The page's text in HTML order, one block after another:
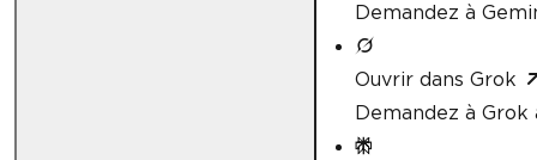
Demandez à
Ouvrir dans Grok
Demandez à